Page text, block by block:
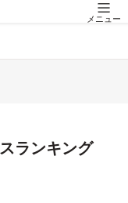
メニュー
ランキング